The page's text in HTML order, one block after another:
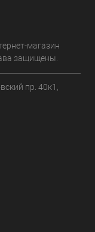
магазин
защищены.
пр. 40к1,